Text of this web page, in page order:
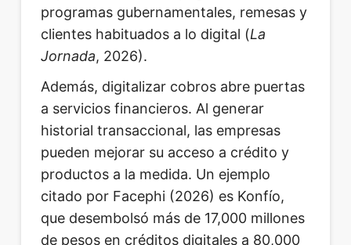
programas gubernamentales, remesas y
clientes habituados a lo digital (La
Jornada, 2026).
Además, digitalizar cobros abre puertas
a servicios financieros. Al generar
historial transaccional, las empresas
pueden mejorar su acceso a crédito y
productos a la medida. Un ejemplo
citado por Facephi (2026) es Konfío,
que desembolsó más de 17,000 millones
de pesos en créditos digitales a 80,000